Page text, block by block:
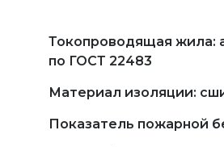
Токопроводящая жила:
по ГОСТ 22483
Материал изоляции:
Показатель пожарной